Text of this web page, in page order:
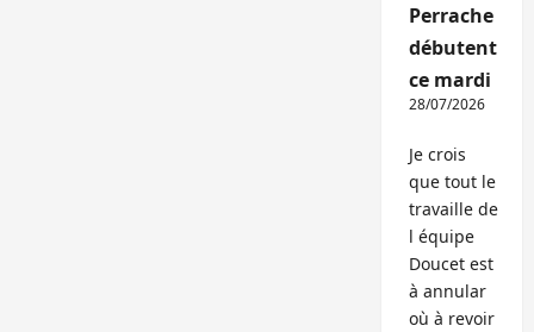
Perrache
débutent
ce mardi
28/07/2026
Je crois
que tout le
travaille de
l équipe
Doucet est
à annular
où à revoir